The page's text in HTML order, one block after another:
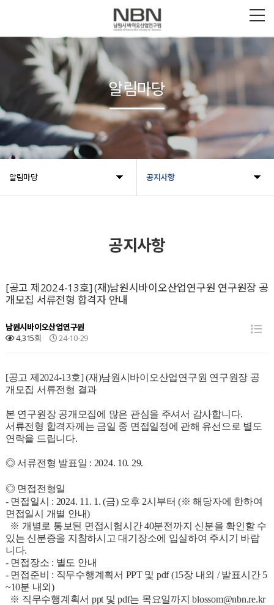
알림마당 공지사항
알림마당
공지사항
[공고 제2024-13호] (재)남원시바이오산업연구원 연구원장 공
개모집 서류전형 합격자 안내
남원시바이오산업연구원
4,315회
24-10-29
[공고 제2024-13호] (재)남원시바이오산업연구원 연구원장 공
개모집 서류전형 결과
본 연구원장 공개모집에 많은 관심을 주셔서 감사합니다.
서류전형 합격자께는 금일 중 면접일정에 관해 유선으로 별도
연락을 드립니다.
◎ 서류전형 발표일 : 2024. 10. 29.
◎ 면접전형일
- 면접일시 : 2024. 11. 1. (금) 오후 2시부터 (※ 해당자에 한하여
면접일시 개별 안내)
※ 개별로 통보된 면접시험시간 40분전까지 신분을 확인할 수
있는 신분증을 지참하시고 대기장소에 입실하여 주시기 바랍
니다.
- 면접장소 : 별도 안내
- 면접준비 : 직무수행계획서 PPT 및 pdf (15장 내외 / 발표시간 5
~10분 내외)
※ 직무수행계획서 ppt 및 pdf는 목요일까지 blossom@nbn.re.kr